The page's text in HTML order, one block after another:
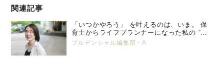
関連記事
「いつかやろう」 を叶えるのは、いま。 保
育士からライフプランナーになった私の “特
別養子縁組” という選択。 プルデンシャル
プルデンシャル編集部・A